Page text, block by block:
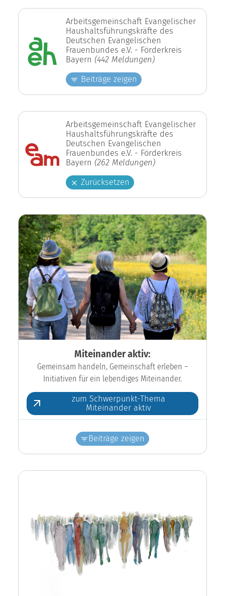
Arbeitsgemeinschaft Evangelischer
Haushaltsführungskräfte des
Deutschen Evangelischen
Frauenbundes e.V. - Förderkreis
Bayern (442 Meldungen)
Beiträge zeigen
Arbeitsgemeinschaft Evangelischer
Haushaltsführungskräfte des
Deutschen Evangelischen
Frauenbundes e.V. - Förderkreis
Bayern (262 Meldungen)
Zurücksetzen
Miteinander aktiv:
Gemeinsam handeln, Gemeinschaft erleben –
Initiativen für ein lebendiges Miteinander.
zum Schwerpunkt-Thema
Miteinander aktiv
Beiträge zeigen